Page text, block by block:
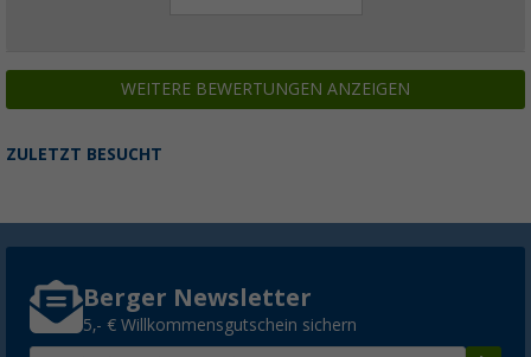
WEITERE BEWERTUNGEN ANZEIGEN
ZULETZT BESUCHT
Berger Newsletter
5,- € Willkommensgutschein sichern